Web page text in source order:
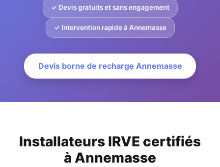
✓ Devis gratuits et sans engagement
✓ Intervention rapide à Annemasse
Devis borne de recharge Annemasse
Installateurs IRVE certifiés
à Annemasse